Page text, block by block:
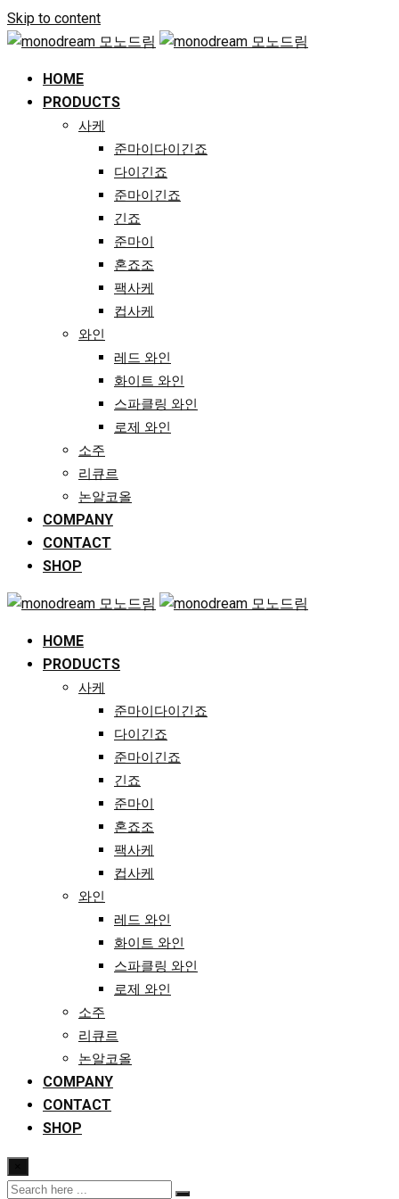
Skip to content
HOME
PRODUCTS
사케
준마이다이긴죠
다이긴죠
준마이긴죠
긴죠
준마이
혼죠조
팩사케
컵사케
와인
레드 와인
화이트 와인
스파클링 와인
로제 와인
소주
리큐르
논알코올
COMPANY
CONTACT
SHOP
HOME
PRODUCTS
사케
준마이다이긴죠
다이긴죠
준마이긴죠
긴죠
준마이
혼죠조
팩사케
컵사케
와인
레드 와인
화이트 와인
스파클링 와인
로제 와인
소주
리큐르
논알코올
COMPANY
CONTACT
SHOP